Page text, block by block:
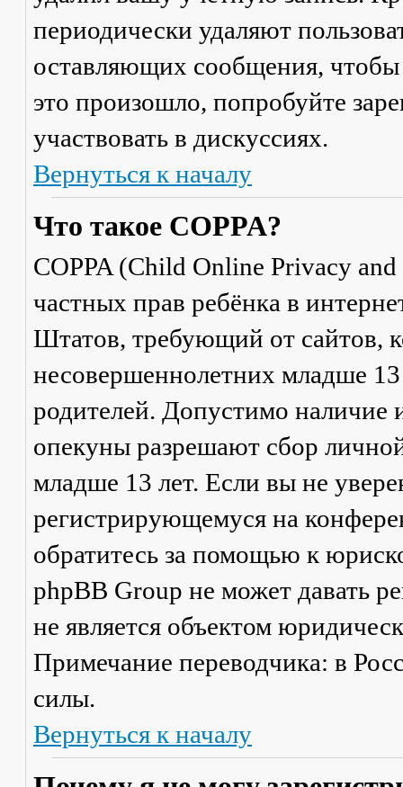
периодически удаляют
оставляющих сообщения,
это произошло, попробуйте
участвовать в дискуссиях.
Вернуться к началу
Что такое COPPA?
COPPA (Child Online Privacy
частных прав ребёнка в
Штатов, требующий от сайтов,
несовершеннолетних младше 13
родителей. Допустимо наличие
опекуны разрешают сбор
младше 13 лет. Если вы не
регистрирующемуся на
обратитесь за помощью к
phpBB Group не может давать
не является объектом
Примечание переводчика: в
силы.
Вернуться к началу